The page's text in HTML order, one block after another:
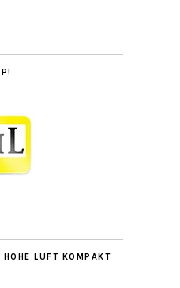
HOHE LUFT KOMPAKT